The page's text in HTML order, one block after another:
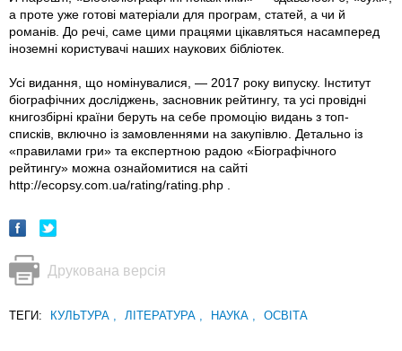
а проте уже готові матеріали для програм, статей, а чи й
романів. До речі, саме цими працями цікавляться насамперед
іноземні користувачі наших наукових бібліотек.
Усі видання, що номінувалися, — 2017 року випуску. Інститут
біографічних досліджень, засновник рейтингу, та усі провідні
книгозбірні країни беруть на себе промоцію видань з топ-
списків, включно із замовленнями на закупівлю. Детально із
«правилами гри» та експертною радою «Біографічного
рейтингу» можна ознайомитися на сайті
http://ecopsy.com.ua/rating/rating.php .
Друкована версія
ТЕГИ: КУЛЬТУРА , ЛІТЕРАТУРА , НАУКА , ОСВІТА